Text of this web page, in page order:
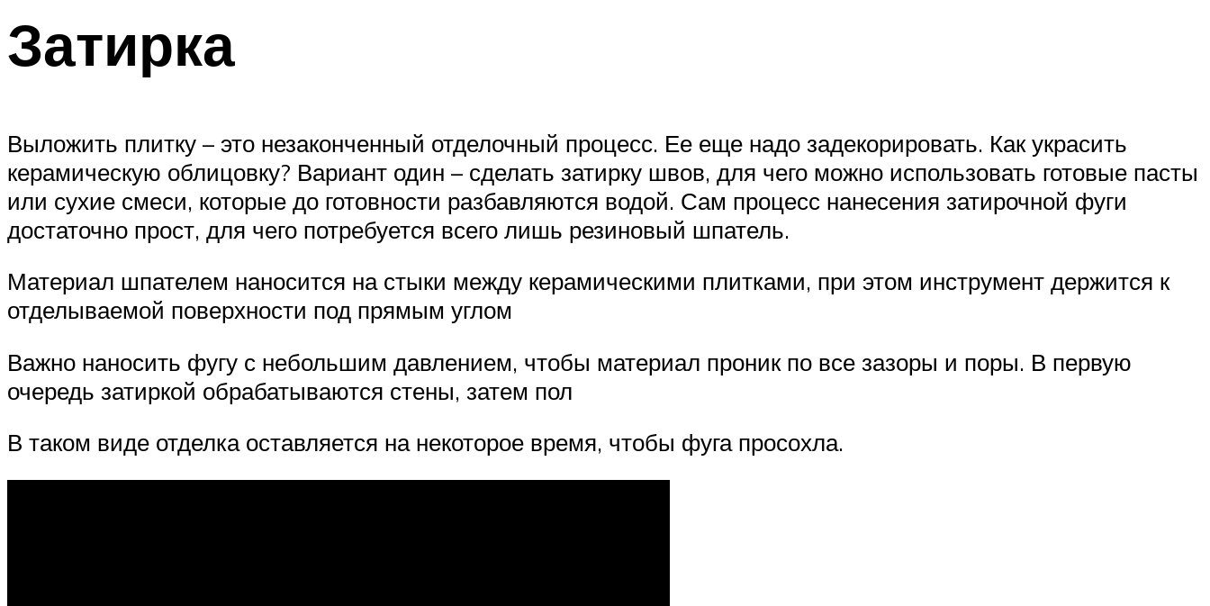
Затирка
Выложить плитку – это незаконченный отделочный процесс. Ее еще надо задекорировать. Как украсить
керамическую облицовку? Вариант один – сделать затирку швов, для чего можно использовать готовые пасты
или сухие смеси, которые до готовности разбавляются водой. Сам процесс нанесения затирочной фуги
достаточно прост, для чего потребуется всего лишь резиновый шпатель.
Материал шпателем наносится на стыки между керамическими плитками, при этом инструмент держится к
отделываемой поверхности под прямым углом
Важно наносить фугу с небольшим давлением, чтобы материал проник по все зазоры и поры. В первую
очередь затиркой обрабатываются стены, затем пол
В таком виде отделка оставляется на некоторое время, чтобы фуга просохла.